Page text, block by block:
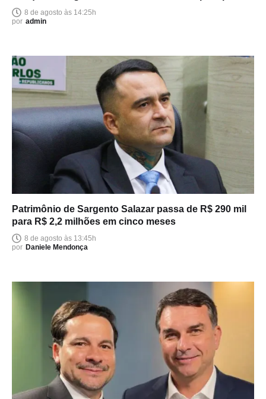
Senado
8 de agosto às 14:25h
por admin
Patrimônio de Sargento Salazar passa de R$ 290 mil
para R$ 2,2 milhões em cinco meses
8 de agosto às 13:45h
por Daniele Mendonça